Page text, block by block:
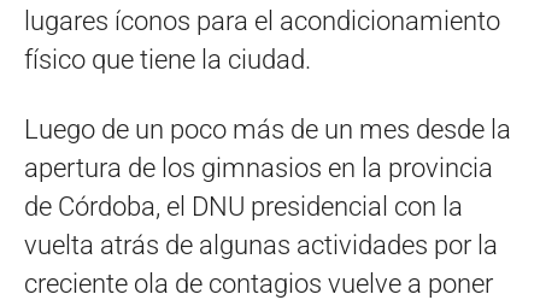
lugares íconos para el acondicionamiento
físico que tiene la ciudad.
Luego de un poco más de un mes desde la
apertura de los gimnasios en la provincia
de Córdoba, el DNU presidencial con la
vuelta atrás de algunas actividades por la
creciente ola de contagios vuelve a poner